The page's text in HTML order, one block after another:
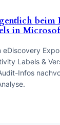
beim
in
eDiscovery
Labels &
Infos